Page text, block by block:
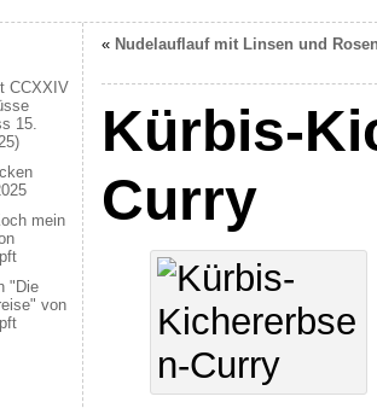
« Nudelauflauf mit Linsen und
Kürbis-
Curry